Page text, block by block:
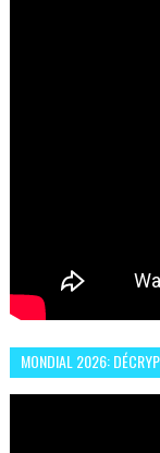
MONDIAL 2026: